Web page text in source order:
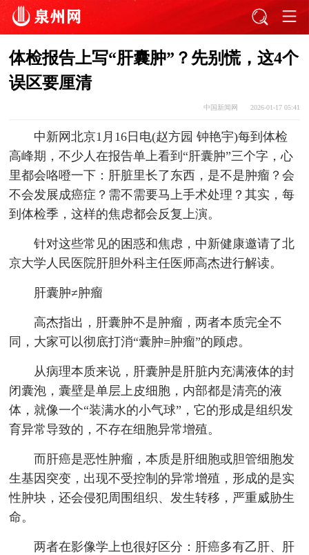
体检报告上写“肝囊肿”？先别慌，这4个
误区要厘清
中国新闻网 2026-01-17 05:41
中新网北京1月16日电(赵方园 钟艳宇)每到体检
高峰期，不少人在报告单上看到“肝囊肿”三个字，心
里都会咯噔一下：肝脏里长了东西，是不是肿瘤？会
不会发展成癌症？需不需要马上手术处理？其实，每
到体检季，这样的焦虑都会反复上演。
针对这些常见的困惑和焦虑，中新健康邀请了北
京大学人民医院肝胆外科主任医师高杰进行解读。
肝囊肿≠肿瘤
高杰指出，肝囊肿不是肿瘤，两者本质完全不
同，大家可以彻底打消“囊肿=肿瘤”的顾虑。
从病理本质来说，肝囊肿是肝脏内充满液体的封
闭囊泡，囊壁是单层上皮细胞，内部都是清亮的液
体，就像一个“装满水的小气球”，它的形成是组织发
育异常导致的，不存在细胞异常增殖。
而肝癌是恶性肿瘤，本质是肝细胞或胆管细胞发
生基因突变，出现不受控制的异常增殖，形成的是实
性肿块，还会侵犯周围组织、发生转移，严重威胁生
命。
两者在影像学上也很好区分：肝癌多有乙肝、肝